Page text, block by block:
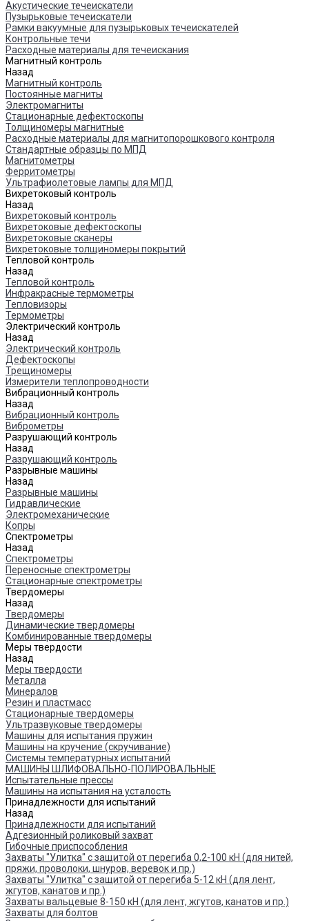
Акустические течеискатели
Пузырьковые течеискатели
Рамки вакуумные для пузырьковых течеискателей
Контрольные течи
Расходные материалы для течеискания
Магнитный контроль
Назад
Магнитный контроль
Постоянные магниты
Электромагниты
Стационарные дефектоскопы
Толщиномеры магнитные
Расходные материалы для магнитопорошкового контроля
Стандартные образцы по МПД
Магнитометры
Ферритометры
Ультрафиолетовые лампы для МПД
Вихретоковый контроль
Назад
Вихретоковый контроль
Вихретоковые дефектоскопы
Вихретоковые сканеры
Вихретоковые толщиномеры покрытий
Тепловой контроль
Назад
Тепловой контроль
Инфракрасные термометры
Тепловизоры
Термометры
Электрический контроль
Назад
Электрический контроль
Дефектоскопы
Трещиномеры
Измерители теплопроводности
Вибрационный контроль
Назад
Вибрационный контроль
Виброметры
Разрушающий контроль
Назад
Разрушающий контроль
Разрывные машины
Назад
Разрывные машины
Гидравлические
Электромеханические
Копры
Спектрометры
Назад
Спектрометры
Переносные спектрометры
Стационарные спектрометры
Твердомеры
Назад
Твердомеры
Динамические твердомеры
Комбинированные твердомеры
Меры твердости
Назад
Меры твердости
Металла
Минералов
Резин и пластмасс
Стационарные твердомеры
Ультразвуковые твердомеры
Машины для испытания пружин
Машины на кручение (скручивание)
Системы температурных испытаний
МАШИНЫ ШЛИФОВАЛЬНО-ПОЛИРОВАЛЬНЫЕ
Испытательные прессы
Машины на испытания на усталость
Принадлежности для испытаний
Назад
Принадлежности для испытаний
Адгезионный роликовый захват
Гибочные приспособления
Захваты "Улитка" с защитой от перегиба 0,2-100 кН (для нитей,
пряжи, проволоки, шнуров, веревок и пр.)
Захваты "Улитка" с защитой от перегиба 5-12 кН (для лент,
жгутов, канатов и пр.)
Захваты вальцевые 8-150 кН (для лент, жгутов, канатов и пр.)
Захваты для болтов